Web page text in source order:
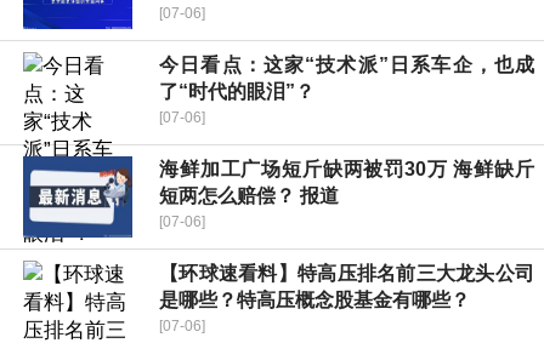
[07-06]
今日看点：这家“技术派”日系车企，也成
了“时代的眼泪”？
[07-06]
海鲜加工广场短斤缺两被罚30万 海鲜缺斤
短两怎么赔偿？ 报道
[07-06]
【环球速看料】特高压排名前三大龙头公司
是哪些？特高压概念股基金有哪些？
[07-06]